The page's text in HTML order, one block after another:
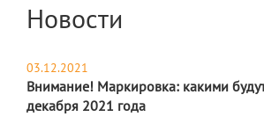
Новости
03.12.2021
Внимание! Маркировка: какими
декабря 2021 года